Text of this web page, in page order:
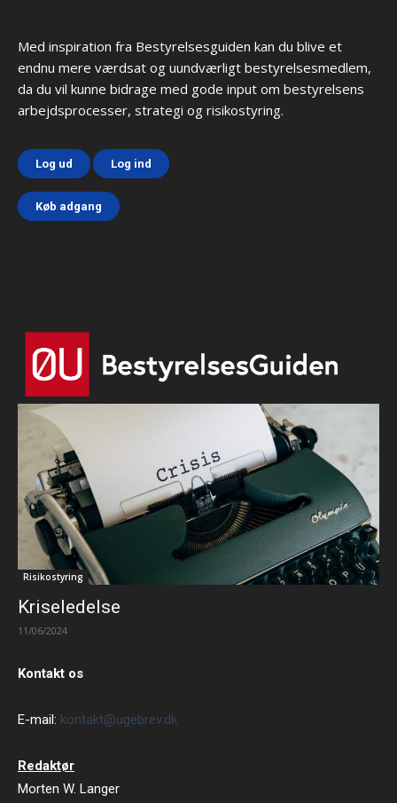
Med inspiration fra Bestyrelsesguiden kan du blive et
endnu mere værdsat og uundværligt bestyrelsesmedlem,
da du vil kunne bidrage med gode input om bestyrelsens
arbejdsprocesser, strategi og risikostyring.
Log ud Log ind
Køb adgang
Risikostyring
Kriseledelse
11/06/2024
Kontakt os
E-mail: kontakt@ugebrev.dk
Redaktør
Morten W. Langer